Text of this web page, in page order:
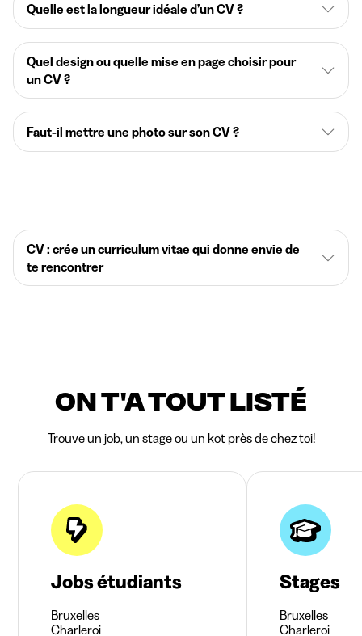
Quelle est la longueur idéale d’un CV ?
Quel design ou quelle mise en page choisir pour
un CV ?
Faut-il mettre une photo sur son CV ?
CV : crée un curriculum vitae qui donne envie de
te rencontrer
ON T'A TOUT LISTÉ
Trouve un job, un stage ou un kot près de chez toi!
Jobs étudiants
Bruxelles
Charleroi
Stages
Bruxelles
Charleroi